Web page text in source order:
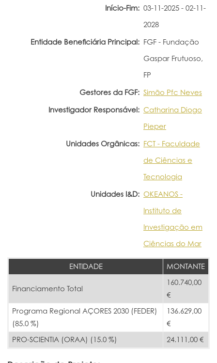
Início-Fim: 03-11-2025 - 02-11-
2028
Entidade Beneficiária Principal: FGF - Fundação
Gaspar Frutuoso,
FP
Gestores da FGF: Simão Pfc Neves
Investigador Responsável: Catharina Diogo
Pieper
Unidades Orgânicas: FCT - Faculdade
de Ciências e
Tecnologia
Unidades I&D: OKEANOS -
Instituto de
Investigação em
Ciências do Mar
ENTIDADE MONTANTE
Financiamento Total
160.740,00
€
Programa Regional AÇORES 2030 (FEDER)
(85.0 %)
136.629,00
€
PRO-SCIENTIA (ORAA) (15.0 %)
24.111,00 €